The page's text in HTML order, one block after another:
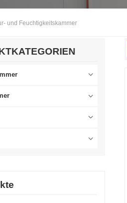
und Feuchtigkeitskammer